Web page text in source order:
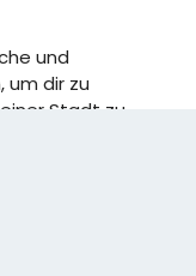
und
um dir zu
Stadt zu